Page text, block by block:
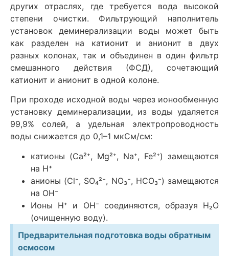
других отраслях, где требуется вода высокой
степени очистки. Фильтрующий наполнитель
установок деминерализации воды может быть
как разделен на катионит и анионит в двух
разных колонах, так и объединен в один фильтр
смешанного действия (ФСД), сочетающий
катионит и анионит в одной колоне.
При проходе исходной воды через ионообменную
установку деминерализации, из воды удаляется
99,9% солей, а удельная электропроводность
воды снижается до 0,1–1 мкСм/см:
катионы (Ca²⁺, Mg²⁺, Na⁺, Fe²⁺) замещаются
на H⁺
анионы (Cl⁻, SO₄²⁻, NO₃⁻, HCO₃⁻) замещаются
на OH⁻
Ионы H⁺ и OH⁻ соединяются, образуя H₂O
(очищенную воду).
Предварительная подготовка воды обратным
осмосом